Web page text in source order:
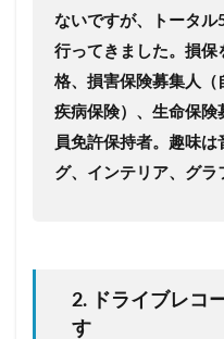
ないですが、トータ
行ってきました。 損保
格、損害保険募集人（
疾病保険）、生命保険
員免許保持者。趣味は
グ、インテリア、グラ
2. ドライブレコ
す